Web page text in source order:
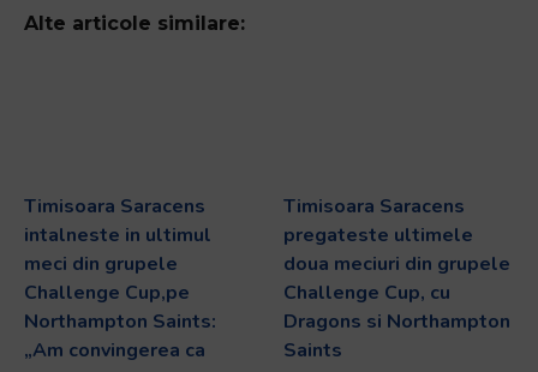
Alte articole similare:
Timisoara Saracens
intalneste in ultimul
meci din grupele
Challenge Cup,pe
Northampton Saints:
„Am convingerea ca
Timisoara Saracens
pregateste ultimele
doua meciuri din grupele
Challenge Cup, cu
Dragons si Northampton
Saints